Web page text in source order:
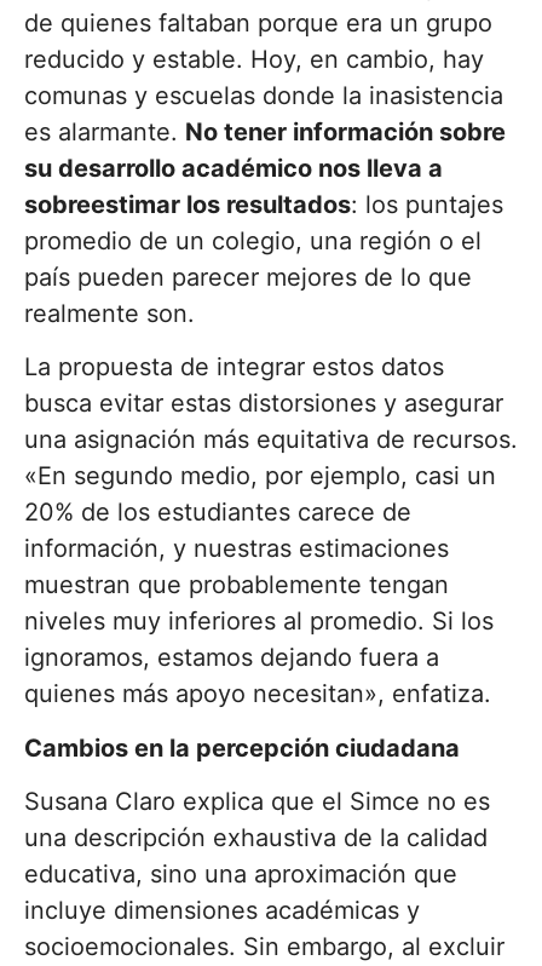
de quienes faltaban porque era un grupo
reducido y estable. Hoy, en cambio, hay
comunas y escuelas donde la inasistencia
es alarmante. No tener información sobre
su desarrollo académico nos lleva a
sobreestimar los resultados: los puntajes
promedio de un colegio, una región o el
país pueden parecer mejores de lo que
realmente son.
La propuesta de integrar estos datos
busca evitar estas distorsiones y asegurar
una asignación más equitativa de recursos.
«En segundo medio, por ejemplo, casi un
20% de los estudiantes carece de
información, y nuestras estimaciones
muestran que probablemente tengan
niveles muy inferiores al promedio. Si los
ignoramos, estamos dejando fuera a
quienes más apoyo necesitan», enfatiza.
Cambios en la percepción ciudadana
Susana Claro explica que el Simce no es
una descripción exhaustiva de la calidad
educativa, sino una aproximación que
incluye dimensiones académicas y
socioemocionales. Sin embargo, al excluir